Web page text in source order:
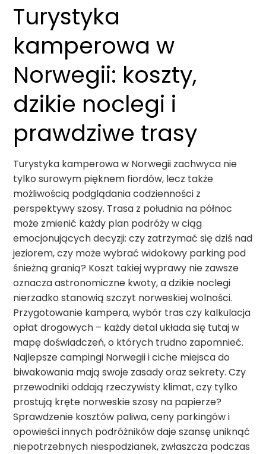
Turystyka
kamperowa w
Norwegii: koszty,
dzikie noclegi i
prawdziwe trasy
Turystyka kamperowa w Norwegii zachwyca nie
tylko surowym pięknem fiordów, lecz także
możliwością podglądania codzienności z
perspektywy szosy. Trasa z południa na północ
może zmienić każdy plan podróży w ciąg
emocjonujących decyzji: czy zatrzymać się dziś nad
jeziorem, czy może wybrać widokowy parking pod
śnieżną granią? Koszt takiej wyprawy nie zawsze
oznacza astronomiczne kwoty, a dzikie noclegi
nierzadko stanowią szczyt norweskiej wolności.
Przygotowanie kampera, wybór tras czy kalkulacja
opłat drogowych – każdy detal układa się tutaj w
mapę doświadczeń, o których trudno zapomnieć.
Najlepsze campingi Norwegii i ciche miejsca do
biwakowania mają swoje zasady oraz sekrety. Czy
przewodniki oddają rzeczywisty klimat, czy tylko
prostują kręte norweskie szosy na papierze?
Sprawdzenie kosztów paliwa, ceny parkingów i
opowieści innych podróżników daje szansę uniknąć
niepotrzebnych niespodzianek, zwłaszcza podczas